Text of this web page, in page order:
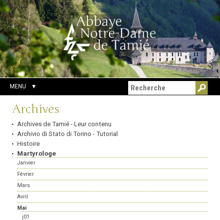
Aller
au
contenu.
|
Aller
à
la
navigation
Outils
personnels
Chercher par
Recherche
avancée…
MENU
Navigation
Archives
Archives de Tamié - Leur contenu
Archivio di Stato di Torino - Tutorial
Histoire
Martyrologe
Janvier
Février
Mars
Avril
Mai
j01